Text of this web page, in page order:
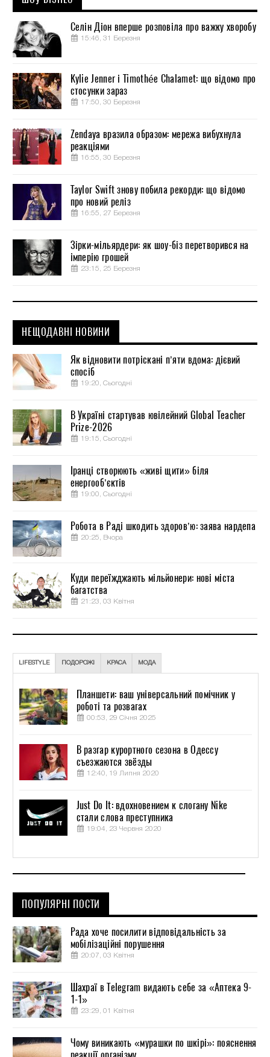
Селін Діон вперше розповіла про важку хворобу
15:46, 31 Березня
Kylie Jenner і Timothée Chalamet: що відомо про
стосунки зараз
17:50, 30 Березня
Zendaya вразила образом: мережа вибухнула
реакціями
16:55, 30 Березня
Taylor Swift знову побила рекорди: що відомо
про новий реліз
16:55, 27 Березня
Зірки-мільярдери: як шоу-біз перетворився на
імперію грошей
23:15, 25 Березня
НЕЩОДАВНІ НОВИНИ
Як відновити потріскані п’яти вдома: дієвий
спосіб
19:20, Сьогодні
В Україні стартував ювілейний Global Teacher
Prize-2026
19:15, Сьогодні
Іранці створюють «живі щити» біля
енергооб’єктів
19:00, Сьогодні
Робота в Раді шкодить здоров’ю: заява нардепа
20:25, Вчора
Куди переїжджають мільйонери: нові міста
багатства
21:23, 03 Квітня
LIFESTYLE ПОДОРОЖІ КРАСА МОДА
Планшети: ваш універсальний помічник у
роботі та розвагах
00:53, 29 Січня 2025
В разгар курортного сезона в Одессу
съезжаются звёзды
12:40, 19 Липня 2020
Just Do It: вдохновением к слогану Nike
стали слова преступника
19:04, 23 Червня 2020
ПОПУЛЯРНІ ПОСТИ
Рада хоче посилити відповідальність за
мобілізаційні порушення
20:07, 03 Квітня
Шахраї в Telegram видають себе за «Аптека 9-
1-1»
23:29, 01 Квітня
Чому виникають «мурашки по шкірі»: пояснення